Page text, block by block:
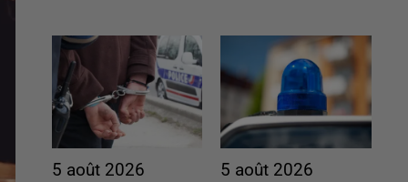
5 août 2026
5 août 2026